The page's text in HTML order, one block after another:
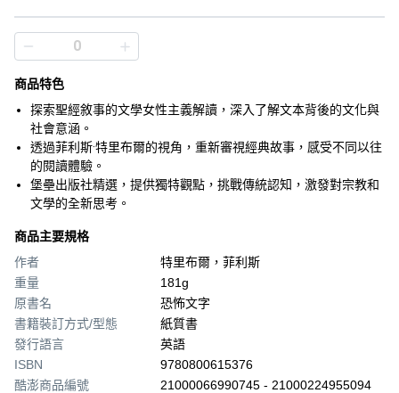
商品特色
探索聖經敘事的文學女性主義解讀，深入了解文本背後的文化與
社會意涵。
透過菲利斯·特里布爾的視角，重新審視經典故事，感受不同以往
的閱讀體驗。
堡壘出版社精選，提供獨特觀點，挑戰傳統認知，激發對宗教和
文學的全新思考。
商品主要規格
作者
特里布爾，菲利斯
重量
181g
原書名
恐怖文字
書籍裝訂方式/型態
紙質書
發行語言
英語
ISBN
9780800615376
酷澎商品編號
21000066990745 - 21000224955094